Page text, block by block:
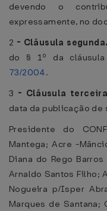
devendo o
expressamente, no
2 - Cláusula segunda.
do § 1º da
73/2004.
3 - Cláusula
data da publicação de
Presidente do
Mantega; Acre -
Diana do Rego
Arnaldo Santos Filho;
Nogueira p/Isper
Marques de